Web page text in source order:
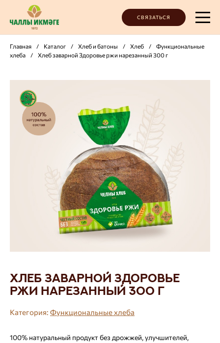
СВЯЗАТЬСЯ
Главная / Каталог / Хлеб и батоны / Хлеб /
Функциональные
хлеба
/ Хлеб заварной Здоровье ржи нарезанный 300 г
Хлеб заварной Здоровье
ржи нарезанный 300 г
Категория: Функциональные хлеба
100% натуральный продукт без дрожжей, улучшителей,